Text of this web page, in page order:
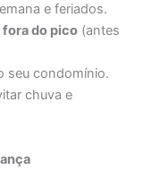
e feriados.
do pico (antes
seu condomínio.
chuva e